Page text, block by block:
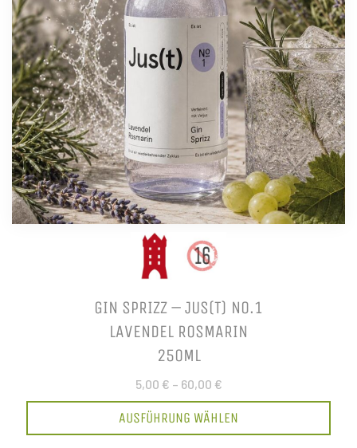
GIN SPRIZZ – JUS(T) NO.1
LAVENDEL ROSMARIN
250ML
5,00 € – 60,00 €
AUSFÜHRUNG WÄHLEN